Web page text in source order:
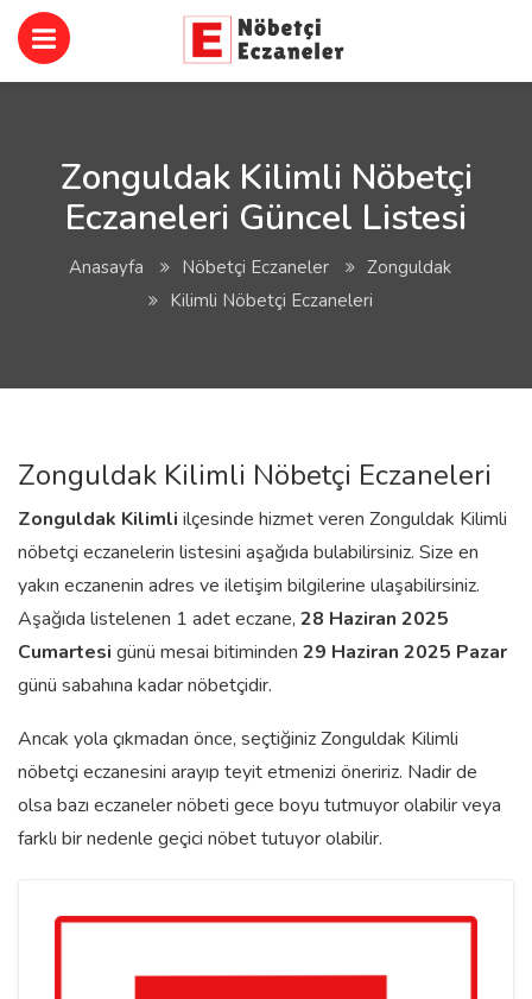
Zonguldak Kilimli Nöbetçi
Eczaneleri Güncel Listesi
Anasayfa Nöbetçi Eczaneler
Zonguldak
Kilimli Nöbetçi Eczaneleri
Zonguldak Kilimli Nöbetçi Eczaneleri
Zonguldak Kilimli ilçesinde hizmet veren Zonguldak Kilimli
nöbetçi eczanelerin listesini aşağıda bulabilirsiniz. Size en
yakın eczanenin adres ve iletişim bilgilerine ulaşabilirsiniz.
Aşağıda listelenen 1 adet eczane, 28 Haziran 2025
Cumartesi günü mesai bitiminden 29 Haziran 2025 Pazar
günü sabahına kadar nöbetçidir.
Ancak yola çıkmadan önce, seçtiğiniz Zonguldak Kilimli
nöbetçi eczanesini arayıp teyit etmenizi öneririz. Nadir de
olsa bazı eczaneler nöbeti gece boyu tutmuyor olabilir veya
farklı bir nedenle geçici nöbet tutuyor olabilir.